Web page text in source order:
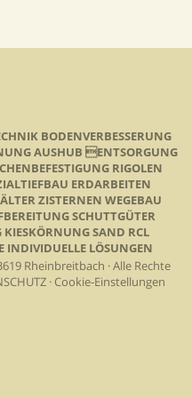
BODENVERBESSERUNG
AUSHUB ENTSORGUNG
RIGOLEN
ERDARBEITEN
ZISTERNEN WEGEBAU
SCHUTTGÜTER
SAND RCL
INDIVIDUELLE LÖSUNGEN
Rheinbreitbach · Alle Rechte
· Cookie-Einstellungen